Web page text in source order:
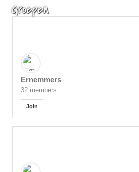
Groepen
Ernemmers
32 members
Join